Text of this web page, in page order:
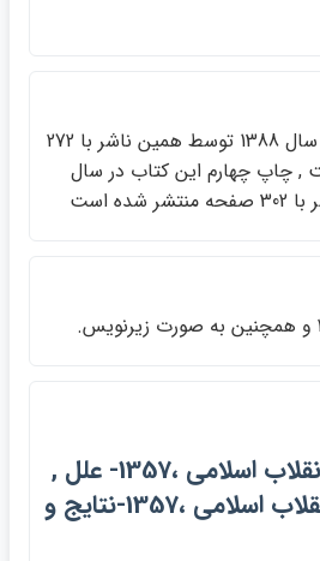
چاپ دوم اين كتاب در سال 1388 توسط همين ناشر با 272
چاپ چهارم اين كتاب در سال
ايران - - تاريخ - انقلاب اسلامي ،1357- علل ,
ايران- - تاريخ - انقلاب اسلامي ،1357-نتايج و